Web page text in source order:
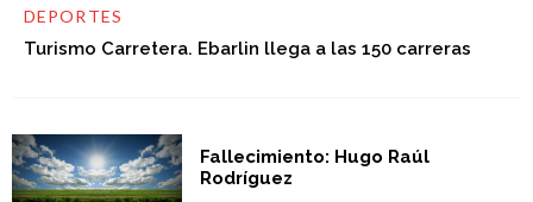
DEPORTES
Turismo Carretera. Ebarlin llega a las 150 carreras
Fallecimiento: Hugo Raúl
Rodríguez